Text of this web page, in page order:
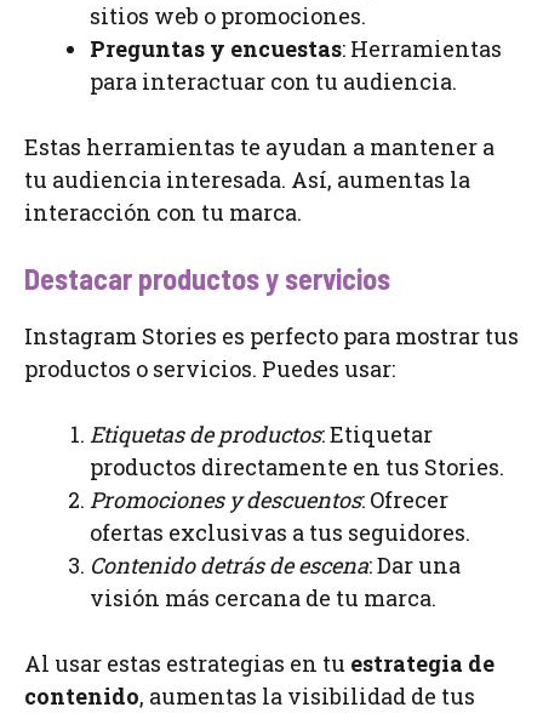
sitios web o promociones.
Preguntas y encuestas: Herramientas
para interactuar con tu audiencia.
Estas herramientas te ayudan a mantener a
tu audiencia interesada. Así, aumentas la
interacción con tu marca.
Destacar productos y servicios
Instagram Stories es perfecto para mostrar tus
productos o servicios. Puedes usar:
Etiquetas de productos: Etiquetar
productos directamente en tus Stories.
Promociones y descuentos: Ofrecer
ofertas exclusivas a tus seguidores.
Contenido detrás de escena: Dar una
visión más cercana de tu marca.
Al usar estas estrategias en tu estrategia de
contenido, aumentas la visibilidad de tus